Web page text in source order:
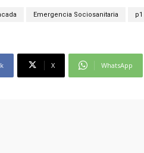
Emergencia Sociosanitaria p1
X WhatsApp